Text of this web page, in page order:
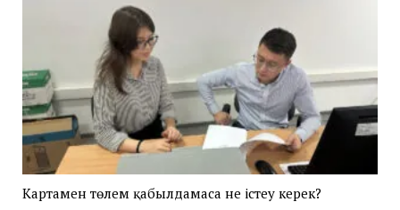
Картамен төлем қабылдамаса не істеу керек?